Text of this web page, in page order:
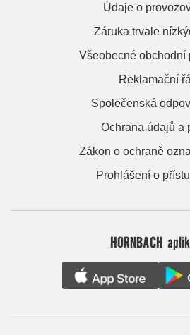
Údaje o
Záruka trvale
Všeobecné obchodní
Reklamační
Společenská
Ochrana údajů a
Zákon o ochraně
Prohlášení o
HORNBACH